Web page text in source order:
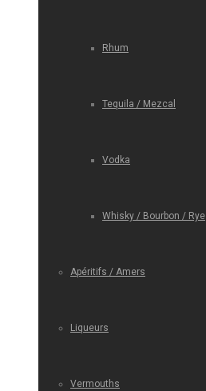
Rhum
Tequila / Mezcal
Vodka
Whisky / Bourbon / Rye
Apéritifs / Amers
Liqueurs
Vermouths